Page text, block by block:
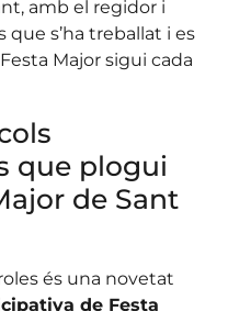
amb el regidor i
que s’ha treballat i es
Major sigui cada
que plogui
de Sant
és una novetat
de Festa